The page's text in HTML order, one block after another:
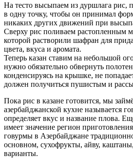
На тесто высыпаем из дуршлага рис,
в одну точку, чтобы он принимал
никаких других движений при
Сверху рис поливаем растопленным
которой растворили шафран для
цвета, вкуса и аромата.
Теперь казан ставим на небольшой
нужно обязательно обвернуть
конденсируясь на крышке, не
должен получиться пушистым и
Пока рис в казане готовится, мы
азербайджанской кухне называется
определяет вкус и название плова.
имеет значение регион
говурмы в Азербайджане
основном, сухофрукты, айву,
варианты.